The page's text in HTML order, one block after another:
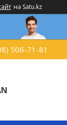
на Satu.kz
506-71-81